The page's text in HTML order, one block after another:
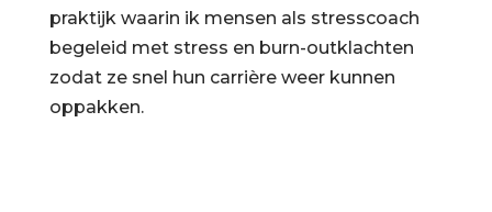
praktijk waarin ik mensen als stresscoach
begeleid met stress en burn-outklachten
zodat ze snel hun carrière weer kunnen
oppakken.